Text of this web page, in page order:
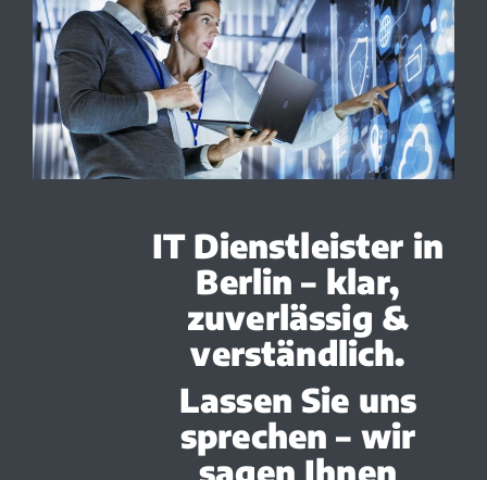
IT Dienstleister in
Berlin – klar,
zuverlässig &
verständlich.
Lassen Sie uns
sprechen – wir
sagen Ihnen